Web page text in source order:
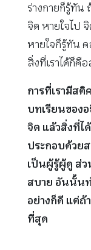
ร่างกายก็รู้ทัน
จิต หายใจไป
หายใจก็รู้ทัน
สิ่งที่เราได้ก็คื
การที่เรามีส
บทเรียนของ
จิต แล้วสิ่งที่ไ
ประกอบด้วย
เป็นผู้รู้ผู้ดู ส่
สบาย อันนั้นท
อย่างก็ดี แต่ถ้
ที่สุด